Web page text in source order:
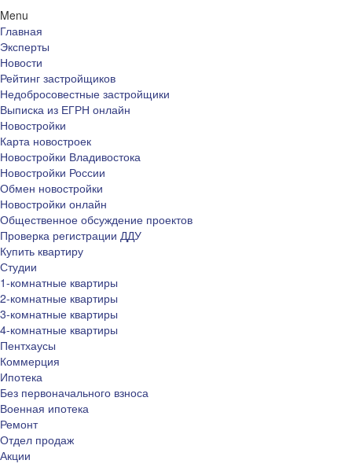
Menu
Главная
Эксперты
Новости
Рейтинг застройщиков
Недобросовестные застройщики
Выписка из ЕГРН онлайн
Новостройки
Карта новостроек
Новостройки Владивостока
Новостройки России
Обмен новостройки
Новостройки онлайн
Общественное обсуждение проектов
Проверка регистрации ДДУ
Купить квартиру
Студии
1-комнатные квартиры
2-комнатные квартиры
3-комнатные квартиры
4-комнатные квартиры
Пентхаусы
Коммерция
Ипотека
Без первоначального взноса
Военная ипотека
Ремонт
Отдел продаж
Акции